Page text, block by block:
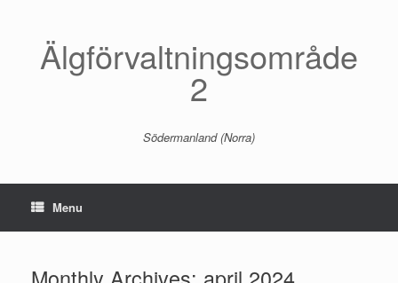
Älgförvaltningsområde
2
Södermanland (Norra)
Menu